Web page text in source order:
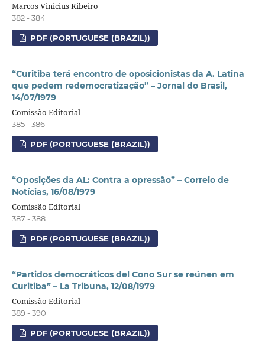
Marcos Vinicius Ribeiro
382 - 384
PDF (PORTUGUESE (BRAZIL))
“Curitiba terá encontro de oposicionistas da A. Latina
que pedem redemocratização” – Jornal do Brasil,
14/07/1979
Comissão Editorial
385 - 386
PDF (PORTUGUESE (BRAZIL))
“Oposições da AL: Contra a opressão” – Correio de
Notícias, 16/08/1979
Comissão Editorial
387 - 388
PDF (PORTUGUESE (BRAZIL))
“Partidos democráticos del Cono Sur se reúnen em
Curitiba” – La Tribuna, 12/08/1979
Comissão Editorial
389 - 390
PDF (PORTUGUESE (BRAZIL))